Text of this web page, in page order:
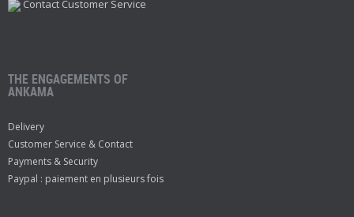
Contact Customer Service
THE ENGAGEMENTS OF
ANKAMA
Delivery
Customer Service & Contact
Payments & Security
Paypal : paiement en plusieurs fois